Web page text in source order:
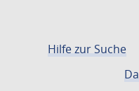
Hilfe zur Suche